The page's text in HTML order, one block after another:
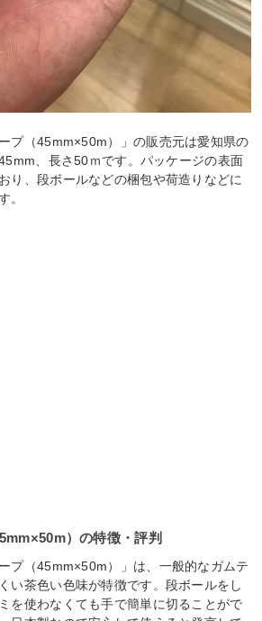
プ（45mm×50m）」の販売元は愛知県の
、長さ50ｍです。パッケージの表面
り、段ボールなどの梱包や荷造りなどに
。
）の特徴・評判
プ（45mm×50m）」は、一般的なガムテ
い茶色い色味が特徴です。段ボールをし
を使わなくても手で簡単に切ることがで